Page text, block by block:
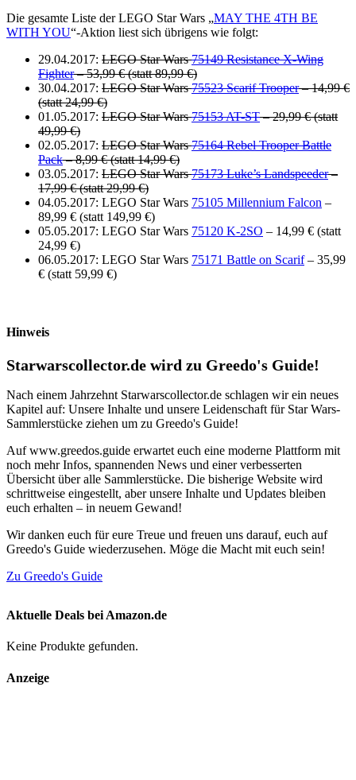
Die gesamte Liste der LEGO Star Wars „MAY THE 4TH BE
WITH YOU“-Aktion liest sich übrigens wie folgt:
29.04.2017: LEGO Star Wars75149 Resistance X-Wing
Fighter– 53,99 € (statt 89,99 €)
30.04.2017: LEGO Star Wars75523 Scarif Trooper– 14,99 €
(statt 24,99 €)
01.05.2017: LEGO Star Wars75153 AT-ST– 29,99 € (statt
49,99 €)
02.05.2017: LEGO Star Wars75164 Rebel Trooper Battle
Pack– 8,99 € (statt 14,99 €)
03.05.2017: LEGO Star Wars75173 Luke’s Landspeeder–
17,99 € (statt 29,99 €)
04.05.2017: LEGO Star Wars 75105 Millennium Falcon –
89,99 € (statt 149,99 €)
05.05.2017: LEGO Star Wars 75120 K-2SO – 14,99 € (statt
24,99 €)
06.05.2017: LEGO Star Wars 75171 Battle on Scarif– 35,99
€ (statt 59,99 €)
Hinweis
Starwarscollector.de wird zu Greedo's Guide!
Nach einem Jahrzehnt Starwarscollector.de schlagen wir ein neues
Kapitel auf: Unsere Inhalte und unsere Leidenschaft für Star Wars-
Sammlerstücke ziehen um zu Greedo's Guide!
Auf www.greedos.guide erwartet euch eine moderne Plattform mit
noch mehr Infos, spannenden News und einer verbesserten
Übersicht über alle Sammlerstücke. Die bisherige Website wird
schrittweise eingestellt, aber unsere Inhalte und Updates bleiben
euch erhalten – in neuem Gewand!
Wir danken euch für eure Treue und freuen uns darauf, euch auf
Greedo's Guide wiederzusehen. Möge die Macht mit euch sein!
Zu Greedo's Guide
Aktuelle Deals bei Amazon.de
Keine Produkte gefunden.
Anzeige